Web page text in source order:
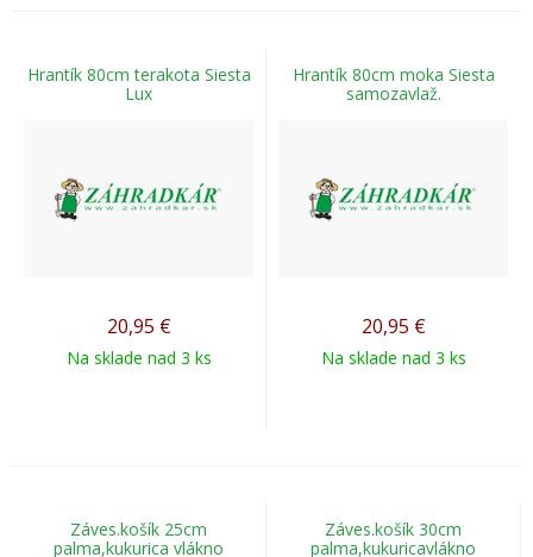
Hrantík 80cm terakota Siesta
Lux
20,95 €
Na sklade nad 3 ks
Hrantík 80cm moka Siesta
samozavlaž.
20,95 €
Na sklade nad 3 ks
Záves.košík 25cm
palma,kukurica vlákno
Záves.košík 30cm
palma,kukuricavlákno